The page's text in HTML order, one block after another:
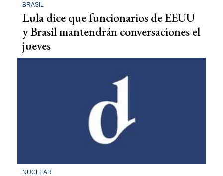
BRASIL
Lula dice que funcionarios de EEUU
y Brasil mantendrán conversaciones el
jueves
NUCLEAR